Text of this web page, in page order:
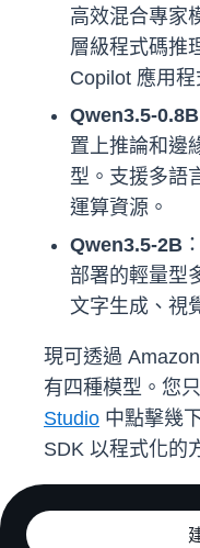
高效混合專家
層級程式碼推
Copilot 應用程
Qwen3.5-0.8B
置上推論和邊
型。支援多語
運算資源。
Qwen3.5-2B
部署的輕量型
文字生成、視
現可透過
有四種模型。您
Studio 中點擊幾
SDK 以程式化的